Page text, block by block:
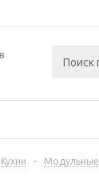
Кухни -